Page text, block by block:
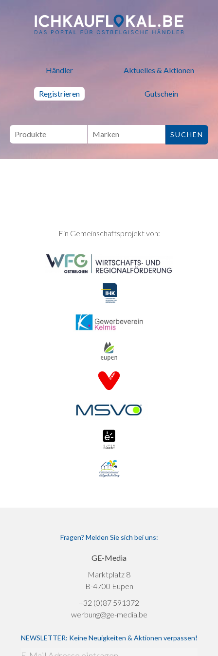
ich kauf lokal - Bei lokalen
Händler Aktuelles & Aktionen
Registrieren Gutschein
SEITENFUSSEin Gemeinschaftsprojekt von:
Fragen? Melden Sie sich bei uns:
GE-Media
Marktplatz 8
B-4700 Eupen
+32 (0)87 591372
werbung@ge-media.be
NEWSLETTER: Keine Neuigkeiten & Aktionen verpassen!